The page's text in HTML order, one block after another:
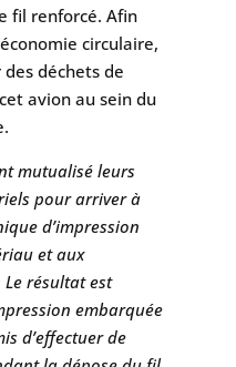
fil renforcé. Afin
circulaire,
déchets de
avion au sein du
mutualisé leurs
pour arriver à
d’impression
et aux
résultat est
embarquée
d’effectuer de